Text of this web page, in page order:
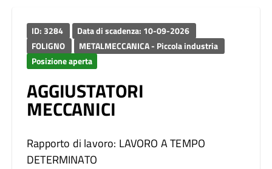
ID: 3284
Data di scadenza: 10-09-2026
FOLIGNO
METALMECCANICA - Piccola industria
Posizione aperta
AGGIUSTATORI
MECCANICI
Rapporto di lavoro: LAVORO A TEMPO
DETERMINATO